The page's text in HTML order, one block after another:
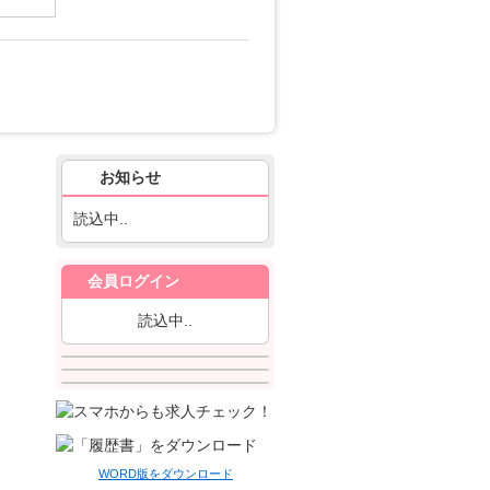
お知らせ
読込中..
会員ログイン
読込中..
WORD版をダウンロード